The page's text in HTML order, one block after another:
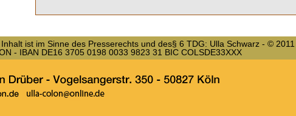
ist im Sinne des Presserechts und des§ 6 TDG: Ulla Schwarz - © 2011
- IBAN DE16 3705 0198 0033 9823 31 BIC COLSDE33XXX